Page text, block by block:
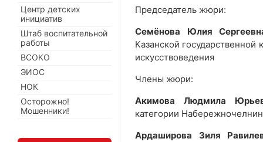
Председатель жюри:
Семёнова Юлия
Казанской
искусствоведения
Члены жюри:
Акимова Людмила
категории
Ардаширова Зиля
Центр детских
инициатив
Штаб воспитательной
работы
ВСОКО
ЭИОС
НОК
Осторожно!
Мошенники!